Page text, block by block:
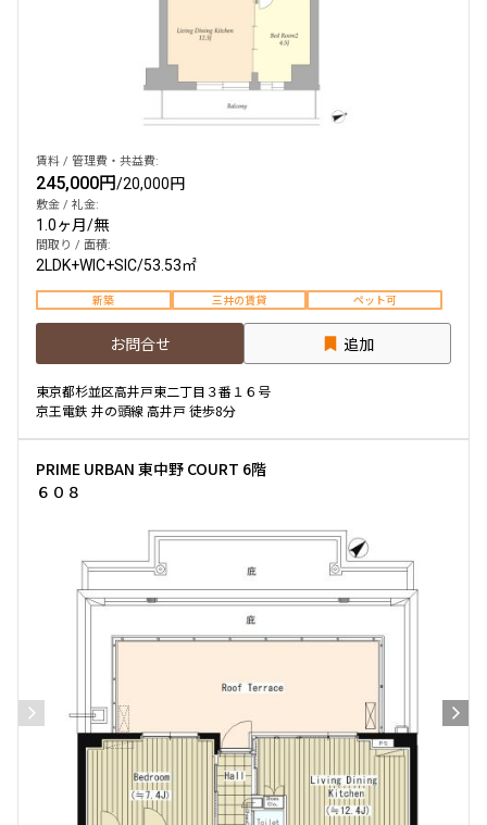
賃料 / 管理費・共益費:
245,000円/20,000円
敷金 / 礼金:
1.0ヶ月/無
間取り / 面積:
2LDK+WIC+SIC/53.53㎡
新築 三井の賃貸 ペット可
お問合せ 追加
東京都杉並区高井戸東二丁目３番１６号
京王電鉄 井の頭線 高井戸 徒歩8分
PRIME URBAN 東中野 COURT 6階
６０８